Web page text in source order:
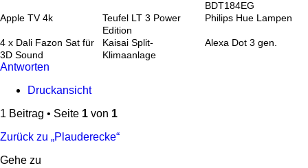
BDT184EG
Apple TV 4k
Teufel LT 3 Power
Edition
Philips Hue Lampen
4 x Dali Fazon Sat für
3D Sound
Kaisai Split-
Klimaanlage
Alexa Dot 3 gen.
Antworten
Druckansicht
1 Beitrag • Seite 1 von 1
Zurück zu „Plauderecke“
Gehe zu